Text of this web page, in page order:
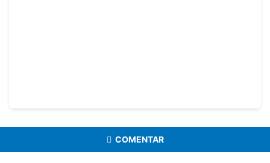
COMENTAR